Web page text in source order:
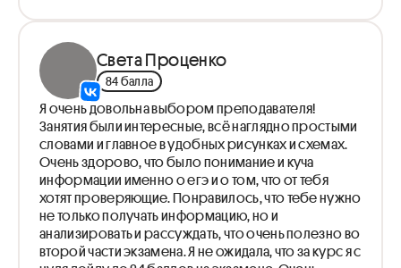
Света Проценко
84 балла
Я очень довольна выбором преподавателя!
Занятия были интересные, всё наглядно простыми
словами и главное в удобных рисунках и схемах.
Очень здорово, что было понимание и куча
информации именно о егэ и о том, что от тебя
хотят проверяющие. Понравилось, что тебе нужно
не только получать информацию, но и
анализировать и рассуждать, что очень полезно во
второй части экзамена. Я не ожидала, что за курс я с